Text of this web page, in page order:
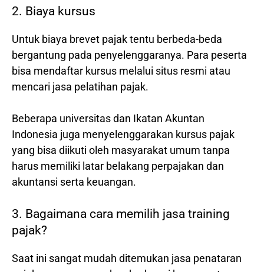
2. Biaya kursus
Untuk biaya brevet pajak tentu berbeda-beda
bergantung pada penyelenggaranya. Para peserta
bisa mendaftar kursus melalui situs resmi atau
mencari jasa pelatihan pajak.
Beberapa universitas dan Ikatan Akuntan
Indonesia juga menyelenggarakan kursus pajak
yang bisa diikuti oleh masyarakat umum tanpa
harus memiliki latar belakang perpajakan dan
akuntansi serta keuangan.
3. Bagaimana cara memilih jasa training
pajak?
Saat ini sangat mudah ditemukan jasa penataran